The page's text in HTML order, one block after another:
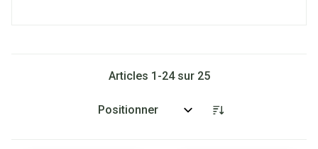
Articles 1 -24sur 25
Trier par: